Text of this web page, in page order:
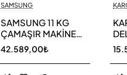
SAMSUNG
SAMSUNG 11 KG
ÇAMAŞIR MAKİNESİ
WW11DG5B25AEAH
42.589,00₺